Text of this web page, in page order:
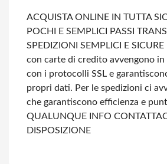
ACQUISTA ONLINE IN TUTTA
POCHI E SEMPLICI PASSI
SPEDIZIONI SEMPLICI E SICURE
con carte di credito avvengono in
con i protocolli SSL e
propri dati. Per le spedizioni ci
che garantiscono efficienza e
QUALUNQUE INFO
DISPOSIZIONE